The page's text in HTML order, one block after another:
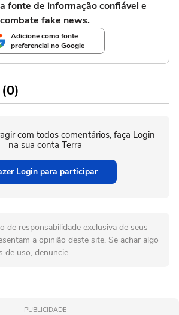
fonte de informação confiável e
combate fake news.
Adicione como fonte
preferencial no Google
com todos comentários, faça Login
na sua conta Terra
Login para participar
de responsabilidade exclusiva de seus
a opinião deste site. Se achar algo
de uso, denuncie.
PUBLICIDADE